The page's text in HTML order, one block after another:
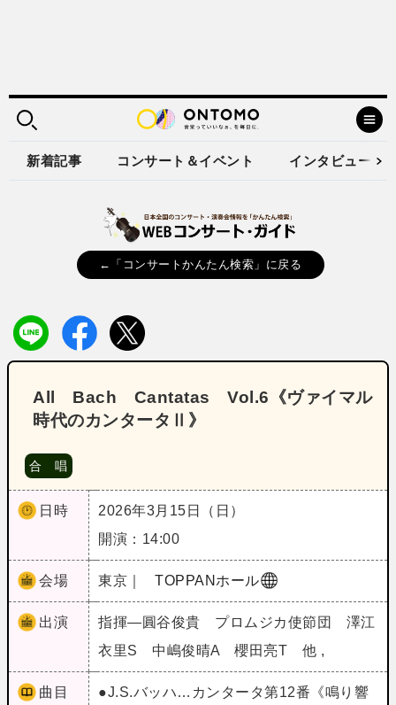
新着記事 コンサート＆イベント インタビュー
←「コンサートかんたん検索」に戻る
All Bach Cantatas Vol.6《ヴァイマル
時代のカンタータⅡ》
合 唱
日時
2026年3月15日（日）
開演：14:00
会場 東京｜ TOPPANホール
出演
指揮―圓谷俊貴 プロムジカ使節団 澤江
衣里S 中嶋俊晴A 櫻田亮T 他 ,
曲目
●J.S.バッハ…カンタータ第12番《鳴り響